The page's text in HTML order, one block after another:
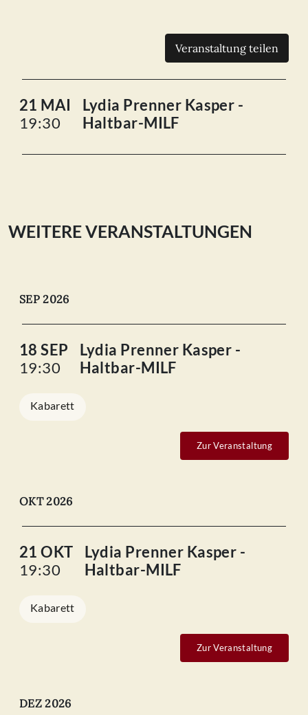
Veranstaltung teilen
21 MAI
19:30
Lydia Prenner Kasper -
Haltbar-MILF
WEITERE VERANSTALTUNGEN
SEP 2026
18 SEP
19:30
Lydia Prenner Kasper -
Haltbar-MILF
Kabarett
Zur Veranstaltung
OKT 2026
21 OKT
19:30
Lydia Prenner Kasper -
Haltbar-MILF
Kabarett
Zur Veranstaltung
DEZ 2026